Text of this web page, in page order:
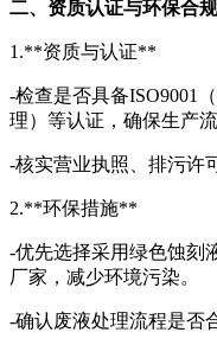
二、资质认证与环保合规
1.**资质与认证**
-检查是否具备ISO9001
理）等认证，确保生产流
-核实营业执照、排污许
2.**环保措施**
-优先选择采用绿色蚀刻
厂家，减少环境污染。
-确认废液处理流程是否